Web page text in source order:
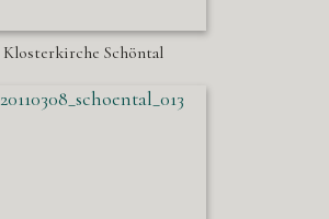
Klosterkirche Schöntal